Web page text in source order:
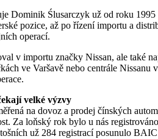
Dominik Ślusarczyk už od roku 1995
pozice, až po řízení importu a
operací.
v importu značky Nissan, ale také
ve Varšavě nebo centrále
velké výzvy
na dovoz a prodej čínských
Za loňský rok bylo u nás
už 284 registrací posunulo